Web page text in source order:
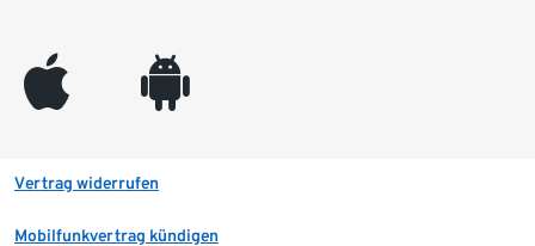
appleinc android
Vertrag widerrufen
Mobilfunkvertrag kündigen